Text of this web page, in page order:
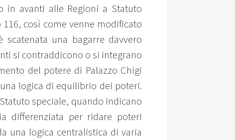
in avanti alle Regioni a Statuto
così come venne modificato
una bagarre davvero
si contraddicono o si integrano
del potere di Palazzo Chigi
logica di equilibrio dei poteri.
speciale, quando indicano
differenziata per ridare poteri
una logica centralistica di varia